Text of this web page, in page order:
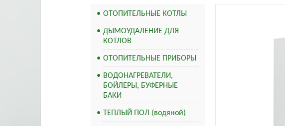
ОТОПИТЕЛЬНЫЕ КОТЛЫ
ДЫМОУДАЛЕНИЕ ДЛЯ
КОТЛОВ
ОТОПИТЕЛЬНЫЕ ПРИБОРЫ
ВОДОНАГРЕВАТЕЛИ,
БОЙЛЕРЫ, БУФЕРНЫЕ
БАКИ
ТЕПЛЫЙ ПОЛ (водяной)